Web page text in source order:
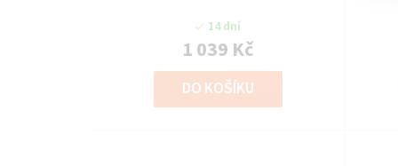
14 dní
1 039 Kč
DO KOŠÍKU